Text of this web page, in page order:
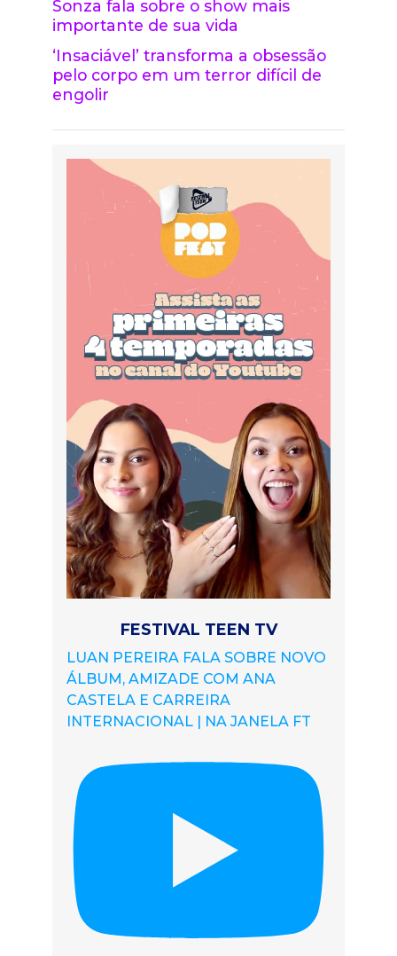
Sonza fala sobre o show mais
importante de sua vida
‘Insaciável’ transforma a obsessão
pelo corpo em um terror difícil de
engolir
FESTIVAL TEEN TV
LUAN PEREIRA FALA SOBRE NOVO
ÁLBUM, AMIZADE COM ANA
CASTELA E CARREIRA
INTERNACIONAL | NA JANELA FT